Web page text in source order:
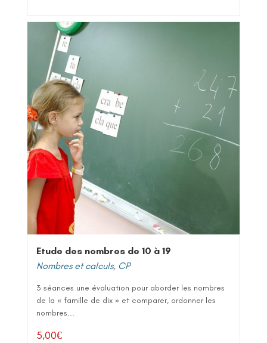
Etude des nombres de 10 à 19
Nombres et calculs, CP
3 séances une évaluation pour aborder les nombres
de la « famille de dix » et comparer, ordonner les
nombres...
5,00€